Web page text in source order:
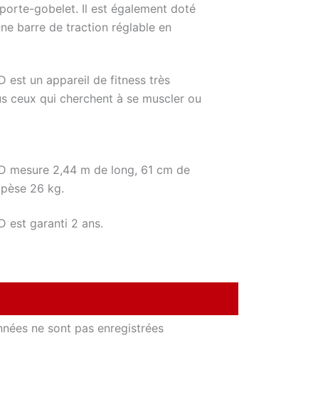
gobelet. Il est également doté
barre de traction réglable en
est un appareil de fitness très
ceux qui cherchent à se muscler ou
mesure 2,44 m de long, 61 cm de
26 kg.
est garanti 2 ans.
ne sont pas enregistrées